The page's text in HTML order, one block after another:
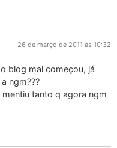
26 de março de 2011 às 10:32
blog mal começou, já
ngm???
tanto q agora ngm